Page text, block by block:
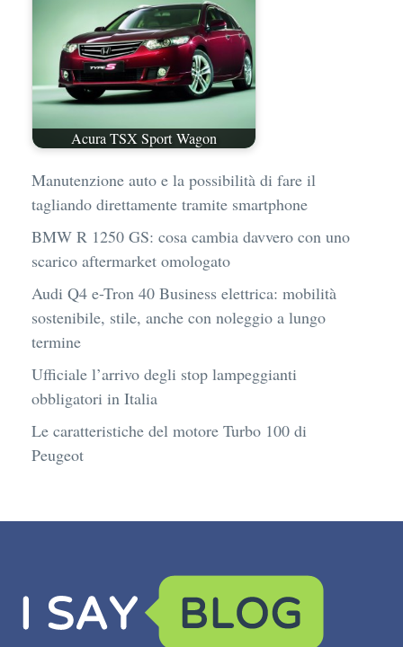
Acura TSX Sport Wagon
Manutenzione auto e la possibilità di fare il
tagliando direttamente tramite smartphone
BMW R 1250 GS: cosa cambia davvero con uno
scarico aftermarket omologato
Audi Q4 e-Tron 40 Business elettrica: mobilità
sostenibile, stile, anche con noleggio a lungo
termine
Ufficiale l’arrivo degli stop lampeggianti
obbligatori in Italia
Le caratteristiche del motore Turbo 100 di
Peugeot